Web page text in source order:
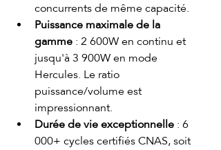
concurrents de même capacité.
Puissance maximale de la
gamme : 2 600W en continu et
jusqu'à 3 900W en mode
Hercules. Le ratio
puissance/volume est
impressionnant.
Durée de vie exceptionnelle : 6
000+ cycles certifiés CNAS, soit